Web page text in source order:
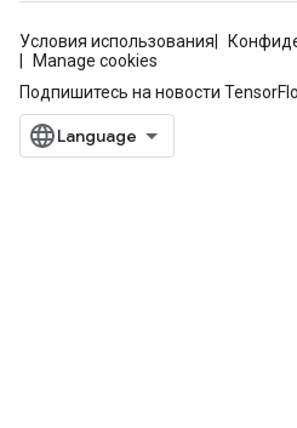
Условия использования
Manage cookies
Подпишитесь на новости